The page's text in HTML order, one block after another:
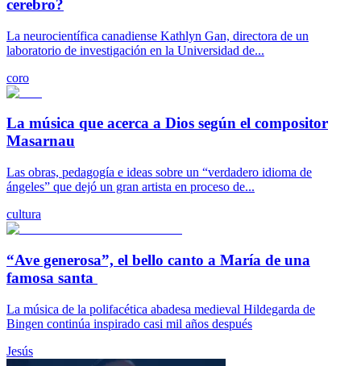
cerebro?
La neurocientífica canadiense Kathlyn Gan, directora de un
laboratorio de investigación en la Universidad de...
coro
La música que acerca a Dios según el compositor
Masarnau
Las obras, pedagogía e ideas sobre un “verdadero idioma de
ángeles” que dejó un gran artista en proceso de...
cultura
“Ave generosa”, el bello canto a María de una
famosa santa
La música de la polifacética abadesa medieval Hildegarda de
Bingen continúa inspirado casi mil años después
Jesús